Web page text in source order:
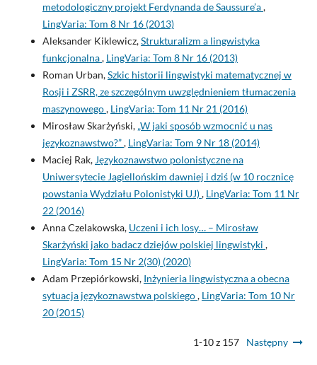
metodologiczny projekt Ferdynanda de Saussure’a,
LingVaria: Tom 8 Nr 16 (2013)
Aleksander Kiklewicz,Strukturalizm a lingwistyka
funkcjonalna, LingVaria: Tom 8 Nr 16 (2013)
Roman Urban,Szkic historii lingwistyki matematycznej w
Rosji i ZSRR, ze szczególnym uwzględnieniem tłumaczenia
maszynowego, LingVaria: Tom 11 Nr 21 (2016)
Mirosław Skarżyński, „W jaki sposób wzmocnić u nas
językoznawstwo?”, LingVaria: Tom 9 Nr 18 (2014)
Maciej Rak, Językoznawstwo polonistyczne na
Uniwersytecie Jagiellońskim dawniej i dziś (w 10 rocznicę
powstania Wydziału Polonistyki UJ), LingVaria: Tom 11 Nr
22 (2016)
Anna Czelakowska, Uczeni i ich losy… – Mirosław
Skarżyński jako badacz dziejów polskiej lingwistyki ,
LingVaria: Tom 15 Nr 2(30) (2020)
Adam Przepiórkowski, Inżynieria lingwistyczna a obecna
sytuacja językoznawstwa polskiego, LingVaria: Tom 10 Nr
20 (2015)
1-10 z 157 Następny